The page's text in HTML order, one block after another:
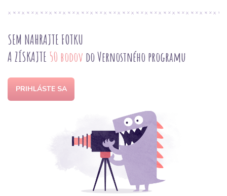
SEM NAHRAJTE FOTKU
A ZÍSKAJTE 50 bodov do Vernostného programu
PRIHLÁSTE SA